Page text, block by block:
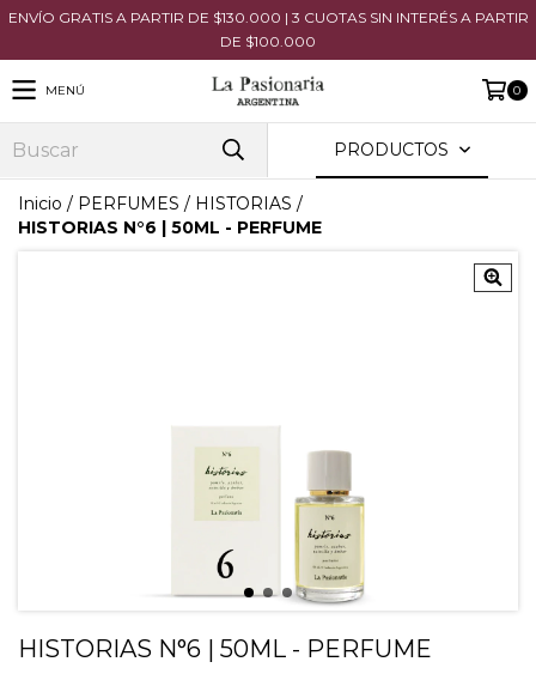
ENVÍO GRATIS A PARTIR DE $130.000 | 3 CUOTAS SIN INTERÉS A PARTIR
DE $100.000
MENÚ 0
PRODUCTOS
Inicio / PERFUMES / HISTORIAS /
HISTORIAS N°6 | 50ML - PERFUME
HISTORIAS N°6 | 50ML - PERFUME